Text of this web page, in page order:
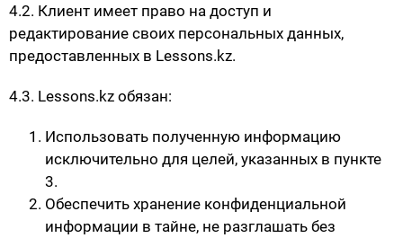
4.2. Клиент имеет право на доступ и
редактирование своих персональных данных,
предоставленных в Lessons.kz.
4.3. Lessons.kz обязан:
Использовать полученную информацию
исключительно для целей, указанных в пункте
3.
Обеспечить хранение конфиденциальной
информации в тайне, не разглашать без